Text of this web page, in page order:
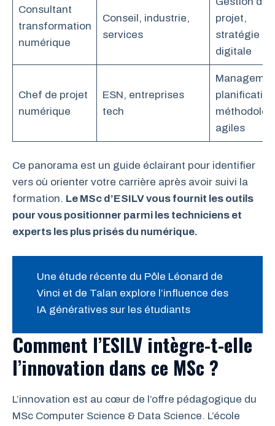
Consultant
transformation
numérique
Conseil, industrie,
services
projet,
stratégie
digitale
Chef de projet
numérique
ESN, entreprises
tech
agiles
Ce panorama est un guide éclairant pour identifier
vers où orienter votre carrière après avoir suivi la
formation. Le MSc d’ESILV vous fournit les outils
pour vous positionner parmi les techniciens et
experts les plus prisés du numérique.
Une étude récente du Pôle Léonard de
Vinci et de Talan explore l’influence des
IA génératives sur les étudiants
Comment l’ESILV intègre-t-elle
l’innovation dans ce MSc ?
L’innovation est au cœur de l’offre pédagogique du
MSc Computer Science & Data Science. L’école